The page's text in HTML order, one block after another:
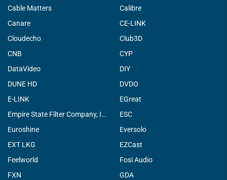
Cable Matters
Calibre
Canare
CE-LINK
Cloudecho
Club3D
CNB
CYP
DataVideo
DIY
DUNE HD
DVDO
E-LINK
EGreat
Empire State Filter Company, INC.
ESC
Euroshine
Eversolo
EXT LKG
EZCast
Feelworld
Fosi Audio
FXN
GDA